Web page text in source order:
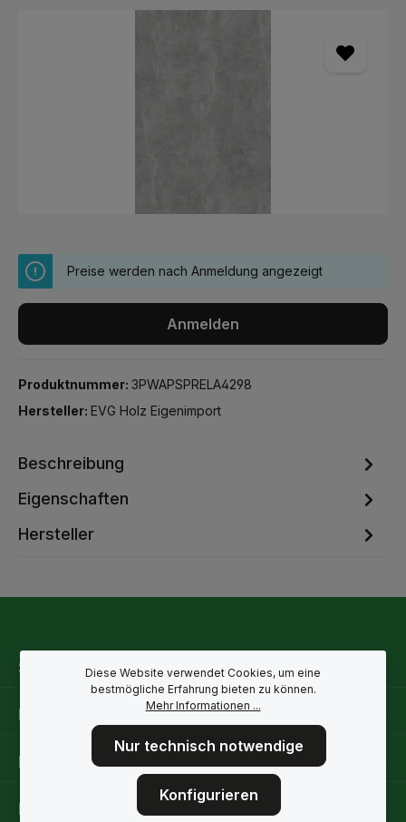
Preise werden nach Anmeldung angezeigt
Anmelden
Produktnummer: 3PWAPSPRELA4298
Hersteller: EVG Holz Eigenimport
Beschreibung
Eigenschaften
Hersteller
Service-Hotline
Rechtliche Hinweise
Informationen
Folge uns
Diese Website verwendet Cookies, um eine
bestmögliche Erfahrung bieten zu können.
Mehr Informationen ...
Nur technisch notwendige
Konfigurieren